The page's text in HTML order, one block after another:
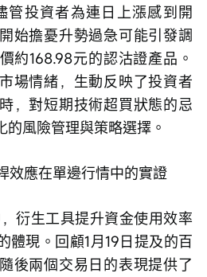
管投資者為連日上漲感到開
始擔憂升勢過急可能引發調
約168.98元的認沽證產品。
場情緒，生動反映了投資者
，對短期技術超買狀態的忌
風險管理與策略選擇。
效應在單邊行情中的實證
體現。回顧1月19日提及的百
後兩個交易日的表現提供了